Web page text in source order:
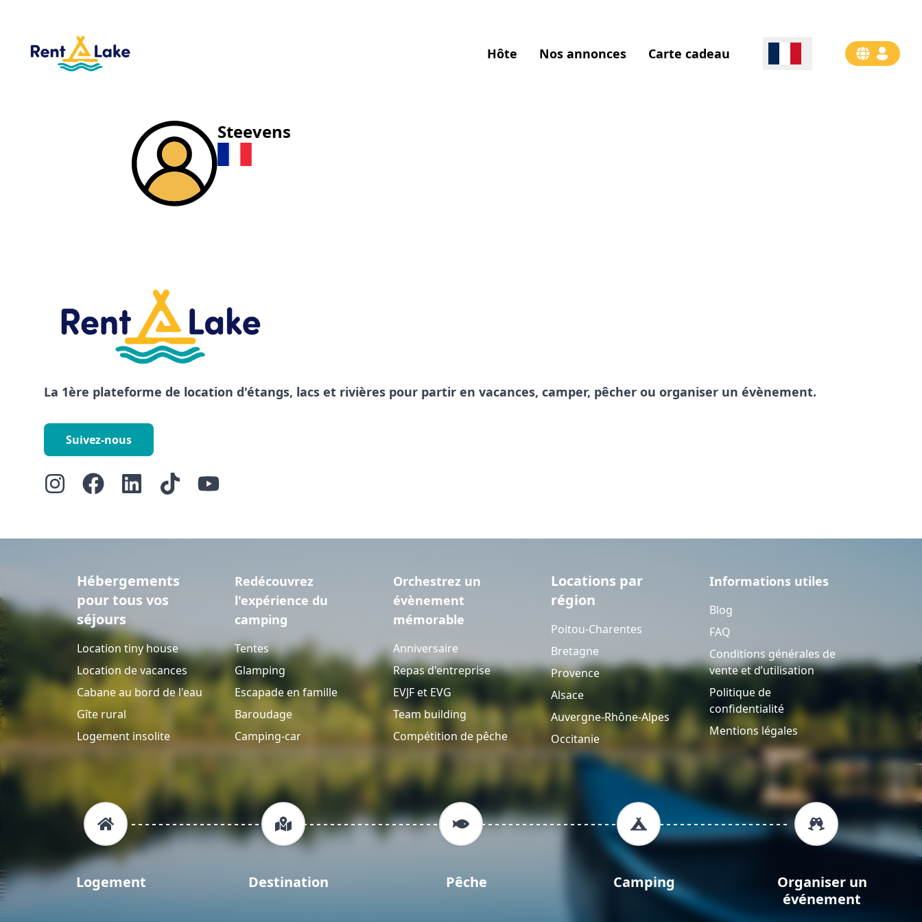
Hôte Nos annonces Carte cadeau
Steevens
La 1ère plateforme de location d'étangs, lacs et rivières pour partir en vacances, camper, pêcher ou organiser un évènement.
Suivez-nous
Hébergements
pour tous vos
séjours
Location tiny house
Location de vacances
Cabane au bord de l'eau
Gîte rural
Logement insolite
Redécouvrez
l'expérience du
camping
Tentes
Glamping
Escapade en famille
Baroudage
Camping-car
Orchestrez un
évènement
mémorable
Anniversaire
Repas d'entreprise
EVJF et EVG
Team building
Compétition de pêche
Locations par
région
Poitou-Charentes
Bretagne
Provence
Alsace
Auvergne-Rhône-Alpes
Occitanie
Informations utiles
Blog
FAQ
Conditions générales de
vente et d’utilisation
Politique de
confidentialité
Mentions légales
Logement Destination Pêche Camping
Organiser un
événement